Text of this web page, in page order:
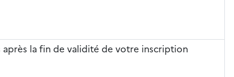
après la fin de validité de votre inscription